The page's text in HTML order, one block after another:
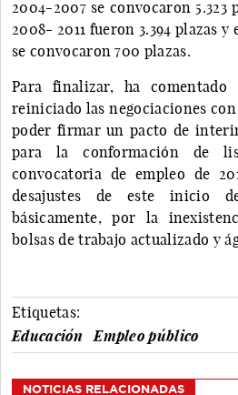
2004-2007 se convocaron 5.323
2008- 2011 fueron 3.394 plazas y
se convocaron 700 plazas.
Para finalizar, ha
reiniciado las negociaciones
poder firmar un pacto de
para la conformación de
convocatoria de empleo de
desajustes de este inicio
básicamente, por la
bolsas de trabajo actualizado y
Etiquetas:
Educación
Empleo público
NOTICIAS RELACIONADAS